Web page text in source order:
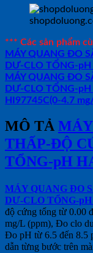
*** Các sản phẩm
MÁY QUANG ĐO
DƯ-CLO TỔNG-
MÁY QUANG ĐO
DƯ-CLO TỔNG-
HI97745C(0-4.7
MÔ TẢ
THẤP-ĐỘ
TỔNG-pH
MÁY QUANG ĐO
DƯ-CLO TỔNG-pH
độ cứng tổng từ 0.00
mg/L (ppm), Đo clo
Đo pH từ 6.5 đến 8.5
dẫn từng bước trên